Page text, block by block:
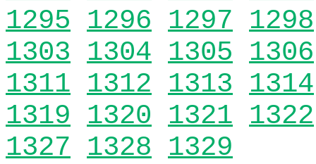
1295 1296 1297 1298
1303 1304 1305 1306
1311 1312 1313 1314
1319 1320 1321 1322
1327 1328 1329